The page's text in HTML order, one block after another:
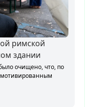
римской
здании
очищено, что, по